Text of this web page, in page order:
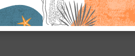
kościół współczesny murowany św.